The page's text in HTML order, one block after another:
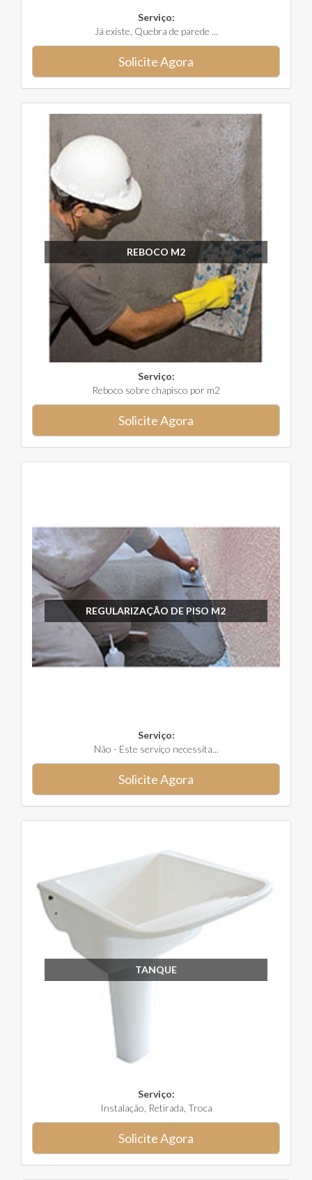
Serviço:
Já existe, Quebra de parede ...
Solicite Agora
REBOCO M2
Serviço:
Reboco sobre chapisco por m2
Solicite Agora
REGULARIZAÇÃO DE PISO M2
Serviço:
Não - Este serviço necessita...
Solicite Agora
TANQUE
Serviço:
Instalação, Retirada, Troca
Solicite Agora